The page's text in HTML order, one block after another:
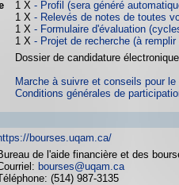
1 X - Profil (sera généré
1 X - Relevés de notes de toutes
1 X - Formulaire d'évaluation
1 X - Projet de recherche (à remplir
Dossier de candidature
Marche à suivre et conseils pour le
Conditions générales de
bourses.uqam.ca/
de l'aide financière et des
bourses@uqam.ca
(514) 987-3135